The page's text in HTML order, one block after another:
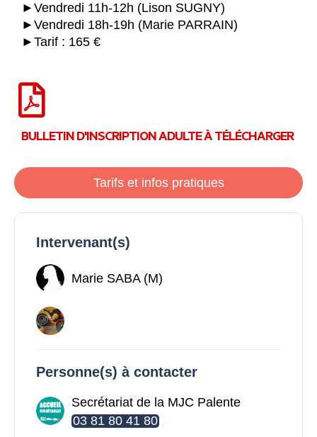
►Vendredi 11h-12h (Lison SUGNY)
►Vendredi 18h-19h (Marie PARRAIN)
►Tarif : 165 €
BULLETIN D'INSCRIPTION ADULTE À TÉLÉCHARGER
Tarifs et infos pratiques
Intervenant(s)
Marie SABA (M)
Personne(s) à contacter
Secrétariat de la MJC Palente
03 81 80 41 80